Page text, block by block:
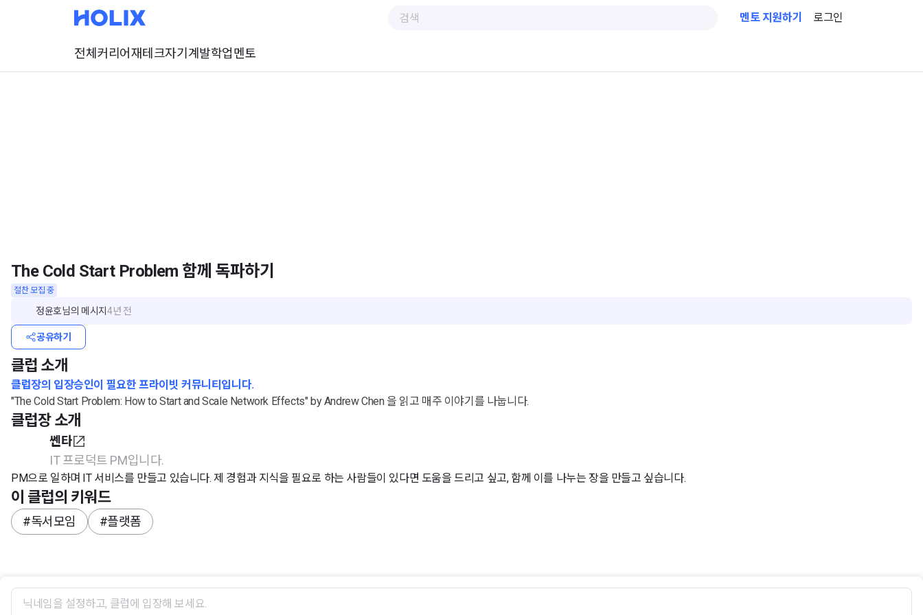
멘토 지원하기 로그인
전체 커리어재테크자기계발학업멘토
공유하기
The Cold Start Problem 함께 독파하기
절찬 모집 중
정윤호님의 메시지 4년 전
정윤호님의 메시지
클럽 소개
클럽장의 입장승인이 필요한 프라이빗 커뮤니티입니다.
"The Cold Start Problem: How to Start and Scale Network Effects" by Andrew Chen 을 읽고 매주 이야기를 나눕니다.
클럽장 소개
쎈타
IT 프로덕트 PM입니다.
PM으로 일하며 IT 서비스를 만들고 있습니다. 제 경험과 지식을 필요로 하는 사람들이 있다면 도움을 드리고 싶고, 함께 이를 나누는 장을 만들고 싶습니다.
이 클럽의 키워드
#독서모임 #플랫폼